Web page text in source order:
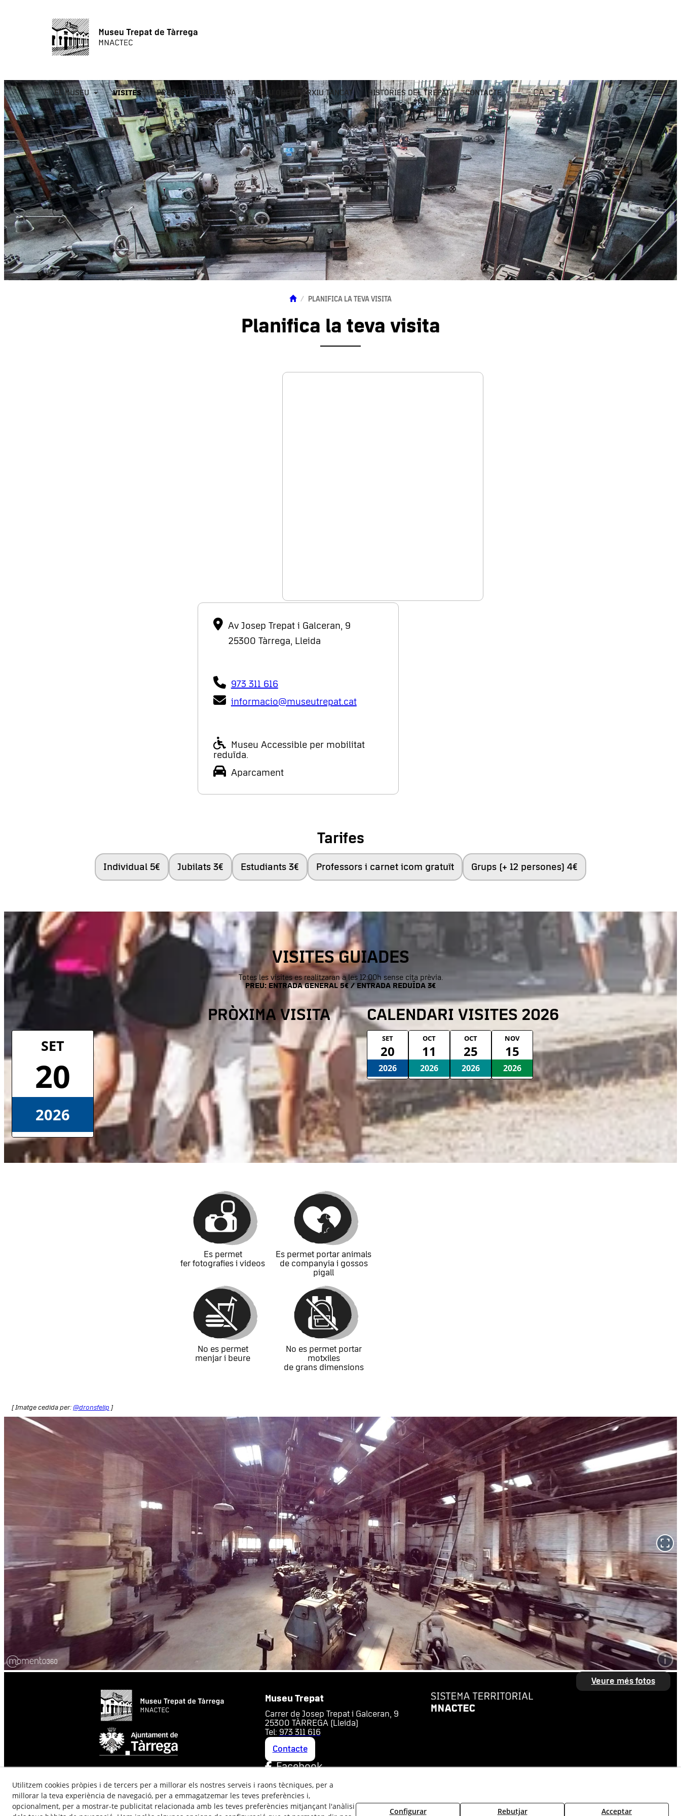
EL MUSEU VISITES PROPOSTA EDUCATIVA ARXIU OBERT ARXIU TANCAT HISTÒRIES DEL TREPAT CONTACTE CA
PLANIFICA LA TEVA VISITA
Planifica la teva visita
Av Josep Trepat i Galceran, 9
25300 Tàrrega, Lleida
973 311 616
informacio@museutrepat.cat
Museu Accessible per mobilitat
reduïda.
Aparcament
Tarifes
Individual 5€ Jubilats 3€ Estudiants 3€ Professors i carnet icom gratuït Grups (+ 12 persones) 4€
VISITES GUIADES
Totes les visites es realitzaran a les 12:00h sense cita prèvia.
PREU: ENTRADA GENERAL 5€ / ENTRADA REDUÏDA 3€
PRÒXIMA VISITA
SET
20
2026
CALENDARI VISITES 2026
SET
20
2026
OCT
11
2026
OCT
25
2026
NOV
15
2026
Es permet
fer fotografies i videos
Es permet portar animals
de companyia i gossos
pigall
No es permet
menjar i beure
No es permet portar
motxiles
de grans dimensions
[ Imatge cedida per: @dronsfelip ]
Veure més fotos
Museu Trepat
Carrer de Josep Trepat i Galceran, 9
25300 TÀRREGA (Lleida)
Tel: 973 311 616
Contacte
Facebook
Instagram
Utilitzem cookies pròpies i de tercers per a millorar els nostres serveis i raons tècniques, per a
millorar la teva experiència de navegació, per a emmagatzemar les teves preferències i,
opcionalment, per a mostrar-te publicitat relacionada amb les teves preferències mitjançant l'anàlisi
Configurar Rebutjar Acceptar